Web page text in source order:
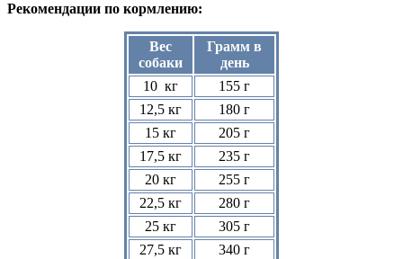
Рекомендации по кормлению:
Вес
собаки
Грамм в
день
10 кг
155 г
12,5 кг
180 г
15 кг
205 г
17,5 кг
235 г
20 кг
255 г
22,5 кг
280 г
25 кг
305 г
27,5 кг
340 г